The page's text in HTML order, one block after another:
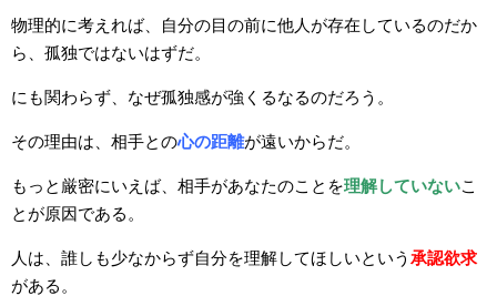
物理的に考えれば、自分の目の前に他人が存在しているのだか
ら、孤独ではないはずだ。
にも関わらず、なぜ孤独感が強くるなるのだろう。
その理由は、相手との心の距離が遠いからだ。
もっと厳密にいえば、相手があなたのことを理解していないこ
とが原因である。
人は、誰しも少なからず自分を理解してほしいという 承認欲求
がある。